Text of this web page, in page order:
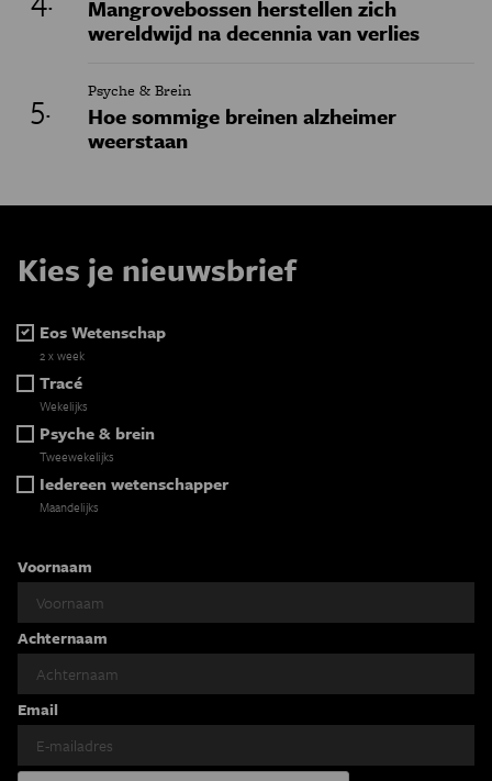
Mangrovebossen herstellen zich
wereldwijd na decennia van verlies
Psyche & Brein
Hoe sommige breinen alzheimer
weerstaan
Kies je nieuwsbrief
Eos Wetenschap
2 x week
Tracé
Wekelijks
Psyche & brein
Tweewekelijks
Iedereen wetenschapper
Maandelijks
Voornaam
Achternaam
Email